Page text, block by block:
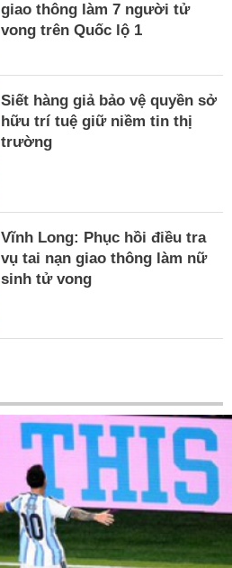
giao thông làm 7 người tử
vong trên Quốc lộ 1
Siết hàng giả bảo vệ quyền sở
hữu trí tuệ giữ niềm tin thị
trường
Vĩnh Long: Phục hồi điều tra
vụ tai nạn giao thông làm nữ
sinh tử vong